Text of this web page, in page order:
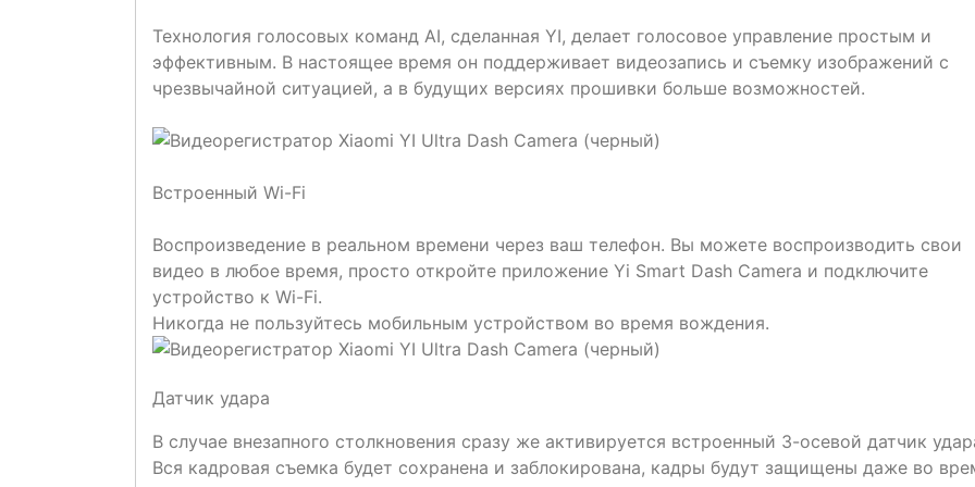
Технология голосовых команд AI, сделанная YI, делает голосовое управление простым и
эффективным. В настоящее время он поддерживает видеозапись и съемку изображений с
чрезвычайной ситуацией, а в будущих версиях прошивки больше возможностей.
Встроенный Wi-Fi
Воспроизведение в реальном времени через ваш телефон. Вы можете воспроизводить свои
видео в любое время, просто откройте приложение Yi Smart Dash Camera и подключите
устройство к Wi-Fi.
Никогда не пользуйтесь мобильным устройством во время вождения.
Датчик удара
В случае внезапного столкновения сразу же активируется встроенный 3-осевой датчик
Вся кадровая съемка будет сохранена и заблокирована, кадры будут защищены даже во